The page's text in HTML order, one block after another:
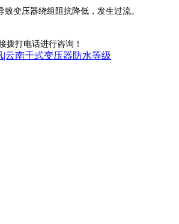
变压器绕组阻抗降低，发生过流。
拨打电话进行咨询！
|云南干式变压器防水等级